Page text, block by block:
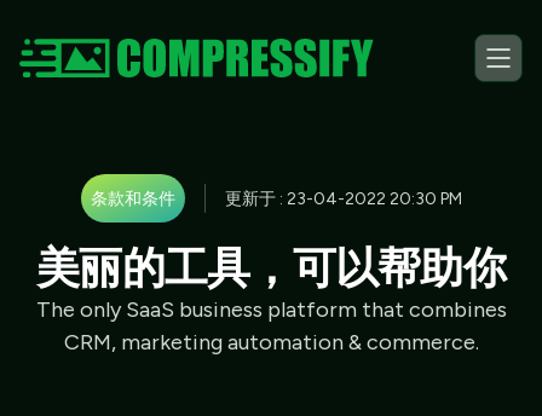
条款和条件 更新于 : 23-04-2022 20:30 PM
美丽的工具，可以帮助你
The only SaaS business platform that combines
CRM, marketing automation & commerce.